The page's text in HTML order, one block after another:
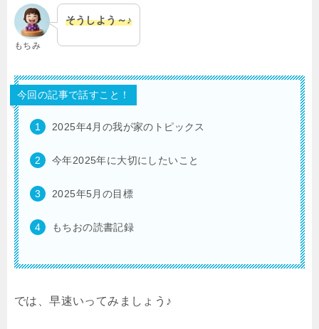
もちみ
そうしよう～♪
今回の記事で話すこと！
2025年4月の我が家のトピックス
今年2025年に大切にしたいこと
2025年5月の目標
もちおの読書記録
では、早速いってみましょう♪